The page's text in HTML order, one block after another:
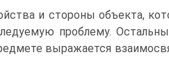
и стороны объекта,
проблему.
выражается